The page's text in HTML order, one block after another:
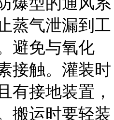
蒸气泄漏到工
避免与氧化
接触。灌装时
有接地装置 ，
搬运时要轻装